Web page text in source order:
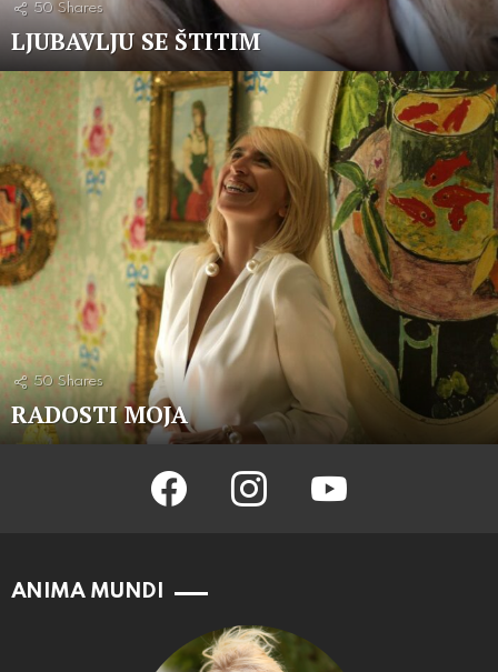
50 Shares
LJUBAVLJU SE ŠTITIM
50 Shares
RADOSTI MOJA
facebook instagram youtube
ANIMA MUNDI